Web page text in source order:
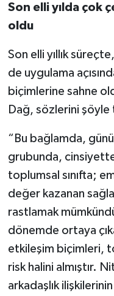
Son elli yılda çok
oldu
Son elli yıllık
de uygulama
biçimlerine sahne
Dağ, sözlerini şöyle
“Bu bağlamda,
grubunda,
toplumsal sınıfta;
değer kazanan
rastlamak
dönemde ortaya
etkileşim biçimleri,
risk halini almıştır.
arkadaşlık ilişkilerinin